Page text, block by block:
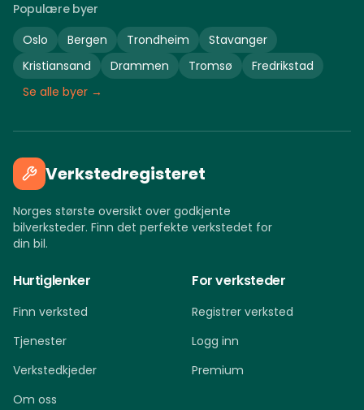
Populære byer
Oslo
Bergen Trondheim
Stavanger
Kristiansand
Drammen Tromsø
Fredrikstad
Se alle byer →
Verkstedregisteret
Norges største oversikt over godkjente
bilverksteder. Finn det perfekte verkstedet for
din bil.
Hurtiglenker
Finn verksted
Tjenester
Verkstedkjeder
Om oss
For verksteder
Registrer verksted
Logg inn
Premium